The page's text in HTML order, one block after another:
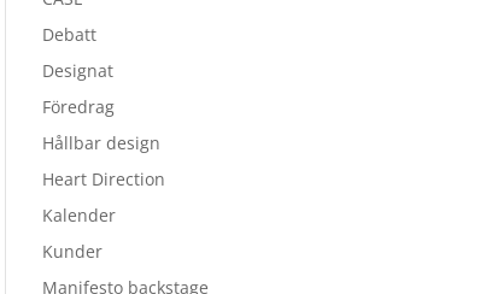
Debatt
Designat
Föredrag
Hållbar design
Heart Direction
Kalender
Kunder
Manifesto backstage